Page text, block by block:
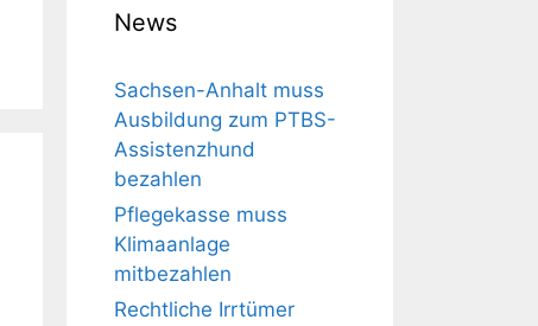
News
Sachsen-Anhalt muss
Aus­bil­dung zum PTBS-
Assis­tenz­hund
bezahlen
Pflegekasse muss
Klimaanlage
mitbezahlen
Rechtliche Irrtümer